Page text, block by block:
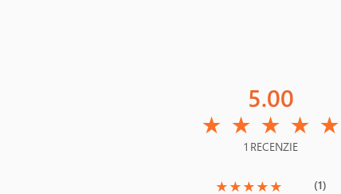
5.00
★ ★ ★ ★ ★
1 RECENZIE
(*)
★(*)
★(*)
★(*)
★(*)
★ (1)